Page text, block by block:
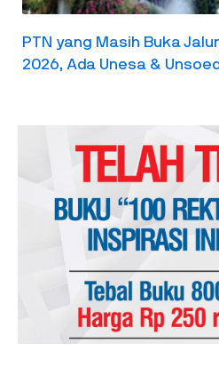
PTN yang Masih Buka
2026, Ada Unesa & Unsoed